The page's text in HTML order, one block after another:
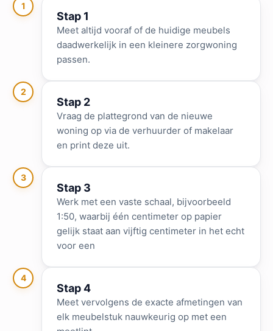
1
Stap 1
Meet altijd vooraf of de huidige meubels
daadwerkelijk in een kleinere zorgwoning
passen.
2
Stap 2
Vraag de plattegrond van de nieuwe
woning op via de verhuurder of makelaar
en print deze uit.
3
Stap 3
Werk met een vaste schaal, bijvoorbeeld
1:50, waarbij één centimeter op papier
gelijk staat aan vijftig centimeter in het echt
voor een
4
Stap 4
Meet vervolgens de exacte afmetingen van
elk meubelstuk nauwkeurig op met een